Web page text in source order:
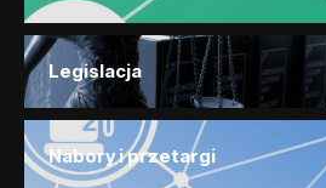
Legislacja
Nabory i przetargi